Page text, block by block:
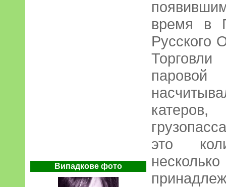
Випадкове фото
время в
Русского
это